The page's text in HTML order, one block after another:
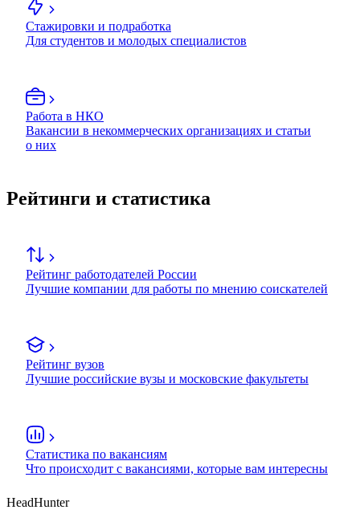
Стажировки и подработка
Для студентов и молодых специалистов
Работа в НКО
Вакансии в некоммерческих организациях и статьи
о них
Рейтинги и статистика
Рейтинг работодателей России
Лучшие компании для работы по мнению соискателей
Рейтинг вузов
Лучшие российские вузы и московские факультеты
Статистика по вакансиям
Что происходит с вакансиями, которые вам интересны
HeadHunter